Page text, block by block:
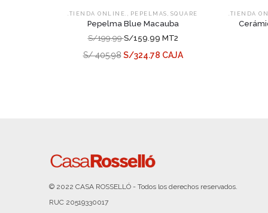
.TIENDA ONLINE. PEPELMAS SQUARE
Pepelma Blue Macauba
S/199.99S/159.99 MT2
S/ 405.98S/324.78 CAJA
.TIENDA
© 2022 CASA ROSSELLÓ - Todos los derechos reservados.
RUC 20519330017